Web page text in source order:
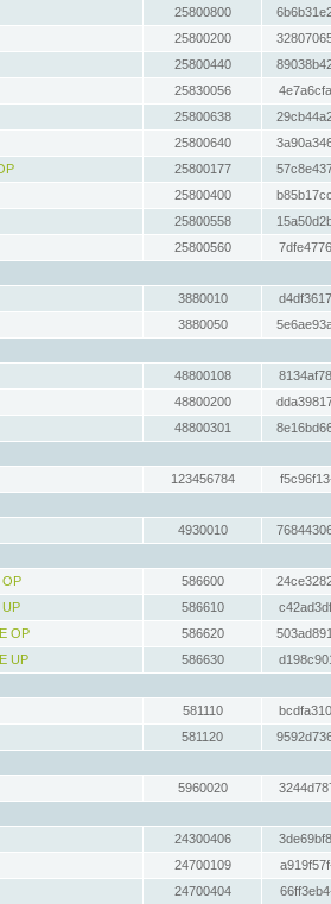
25800800
25800200
25800440
25830056
25800638
25800640
25800177
25800400
25800558
25800560
3880010
3880050
48800108
48800200
48800301
123456784
4930010
OP
586600
UP
586610
OP
586620
UP
586630
581110
581120
5960020
24300406
24700109
24700404